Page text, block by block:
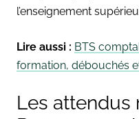
l’enseignement
Lire aussi : BTS
formation, débouchés
Les attendus